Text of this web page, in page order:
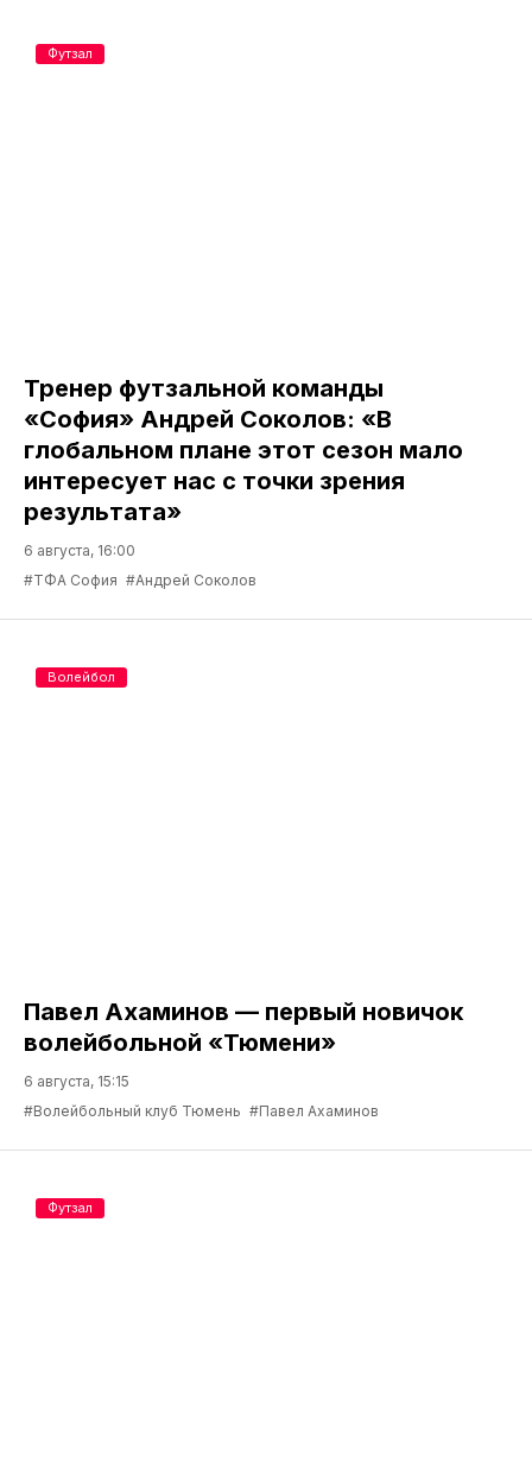
Тренер футзальной команды
«София» Андрей Соколов: «В
глобальном плане этот сезон мало
интересует нас с точки зрения
результата»
6 августа, 16:00
#ТФА София #Андрей Соколов
Футзал
Павел Ахаминов — первый новичок
волейбольной «Тюмени»
6 августа, 15:15
#Волейбольный клуб Тюмень #Павел Ахаминов
Волейбол
Футзал